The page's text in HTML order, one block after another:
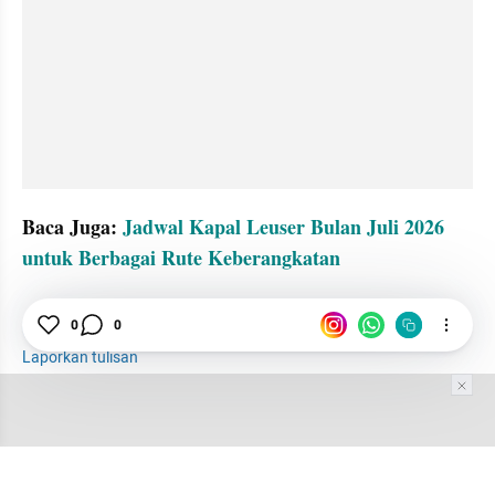
Baca Juga: Jadwal Kapal Leuser Bulan Juli 2026
untuk Berbagai Rute Keberangkatan
tatatax2
Perjalanan
Laporkan tulisan
0 0